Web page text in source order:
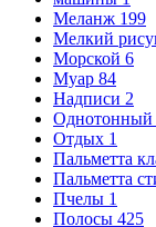
Меланж 199
Мелкий
Морской 6
Муар 84
Надписи 2
Однотонный
Отдых 1
Пальметта
Пальметта
Пчелы 1
Полосы 425